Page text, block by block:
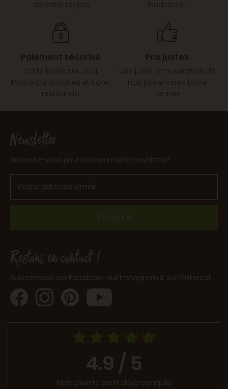
de votre région
lendemain
Paiement sécurisé
Carte bancaire, Visa,
MasterCard, cartes et ticket
restaurant
Prix justes
Une juste rémunération de
nos partenaires toute
l’année
Newsletter
Inscrivez-vous pour recevoir notre newsletter
S'inscrire
Restons en contact !
Suivez-nous sur Facebook, sur Instagram & sur Pinterest.
4.9 / 5
Nos clients sont déjà conquis